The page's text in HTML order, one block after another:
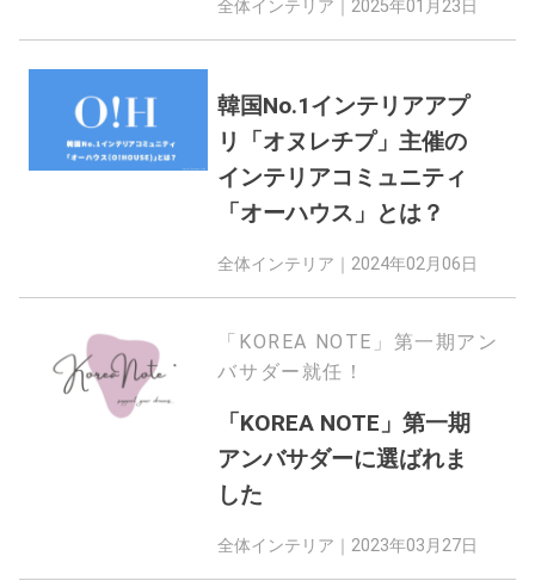
全体インテリア｜2025年01月23日
韓国No.1インテリアアプ
リ「オヌレチプ」主催の
インテリアコミュニティ
「オーハウス」とは？
全体インテリア｜2024年02月06日
「KOREA NOTE」第一期アン
バサダー就任！
「KOREA NOTE」第一期
アンバサダーに選ばれま
した
全体インテリア｜2023年03月27日